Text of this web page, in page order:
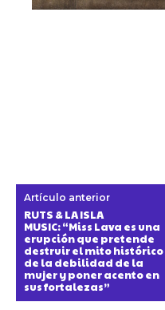
Artículo anterior
RUTS & LA ISLA
MUSIC: “Miss Lava es una
erupción que pretende
destruir el mito histórico
de la debilidad de la
mujer y poner acento en
sus fortalezas”